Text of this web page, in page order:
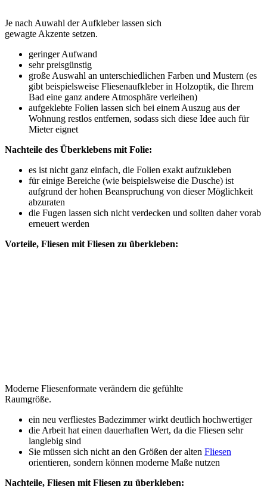
Je nach Auwahl der Aufkleber lassen sich
gewagte Akzente setzen.
geringer Aufwand
sehr preisgünstig
große Auswahl an unterschiedlichen Farben und Mustern (es
gibt beispielsweise Fliesenaufkleber in Holzoptik, die Ihrem
Bad eine ganz andere Atmosphäre verleihen)
aufgeklebte Folien lassen sich bei einem Auszug aus der
Wohnung restlos entfernen, sodass sich diese Idee auch für
Mieter eignet
Nachteile des Überklebens mit Folie:
es ist nicht ganz einfach, die Folien exakt aufzukleben
für einige Bereiche (wie beispielsweise die Dusche) ist
aufgrund der hohen Beanspruchung von dieser Möglichkeit
abzuraten
die Fugen lassen sich nicht verdecken und sollten daher vorab
erneuert werden
Vorteile, Fliesen mit Fliesen zu überkleben:
Moderne Fliesenformate verändern die gefühlte
Raumgröße.
ein neu verfliestes Badezimmer wirkt deutlich hochwertiger
die Arbeit hat einen dauerhaften Wert, da die Fliesen sehr
langlebig sind
Sie müssen sich nicht an den Größen der alten Fliesen
orientieren, sondern können moderne Maße nutzen
Nachteile, Fliesen mit Fliesen zu überkleben: